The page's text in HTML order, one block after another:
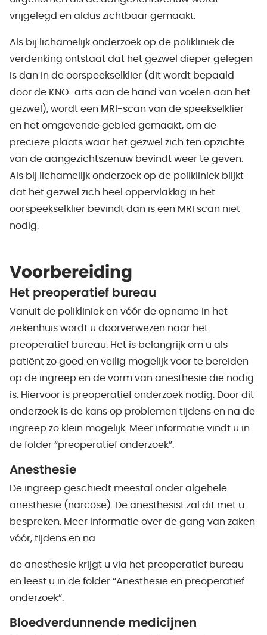
vrijgelegd en aldus zichtbaar gemaakt.
Als bij lichamelijk onderzoek op de polikliniek de
verdenking ontstaat dat het gezwel dieper gelegen
is dan in de oorspeekselklier (dit wordt bepaald
door de KNO-arts aan de hand van voelen aan het
gezwel), wordt een MRI-scan van de speekselklier
en het omgevende gebied gemaakt, om de
precieze plaats waar het gezwel zich ten opzichte
van de aangezichtszenuw bevindt weer te geven.
Als bij lichamelijk onderzoek op de polikliniek blijkt
dat het gezwel zich heel oppervlakkig in het
oorspeekselklier bevindt dan is een MRI scan niet
nodig.
Voorbereiding
Het preoperatief bureau
Vanuit de polikliniek en vóór de opname in het
ziekenhuis wordt u doorverwezen naar het
preoperatief bureau. Het is belangrijk om u als
patiënt zo goed en veilig mogelijk voor te bereiden
op de ingreep en de vorm van anesthesie die nodig
is. Hiervoor is preoperatief onderzoek nodig. Door dit
onderzoek is de kans op problemen tijdens en na de
ingreep zo klein mogelijk. Meer informatie vindt u in
de folder “preoperatief onderzoek”.
Anesthesie
De ingreep geschiedt meestal onder algehele
anesthesie (narcose). De anesthesist zal dit met u
bespreken. Meer informatie over de gang van zaken
vóór, tijdens en na
de anesthesie krijgt u via het preoperatief bureau
en leest u in de folder “Anesthesie en preoperatief
onderzoek”.
Bloedverdunnende medicijnen